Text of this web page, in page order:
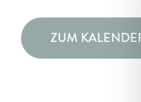
ZUM